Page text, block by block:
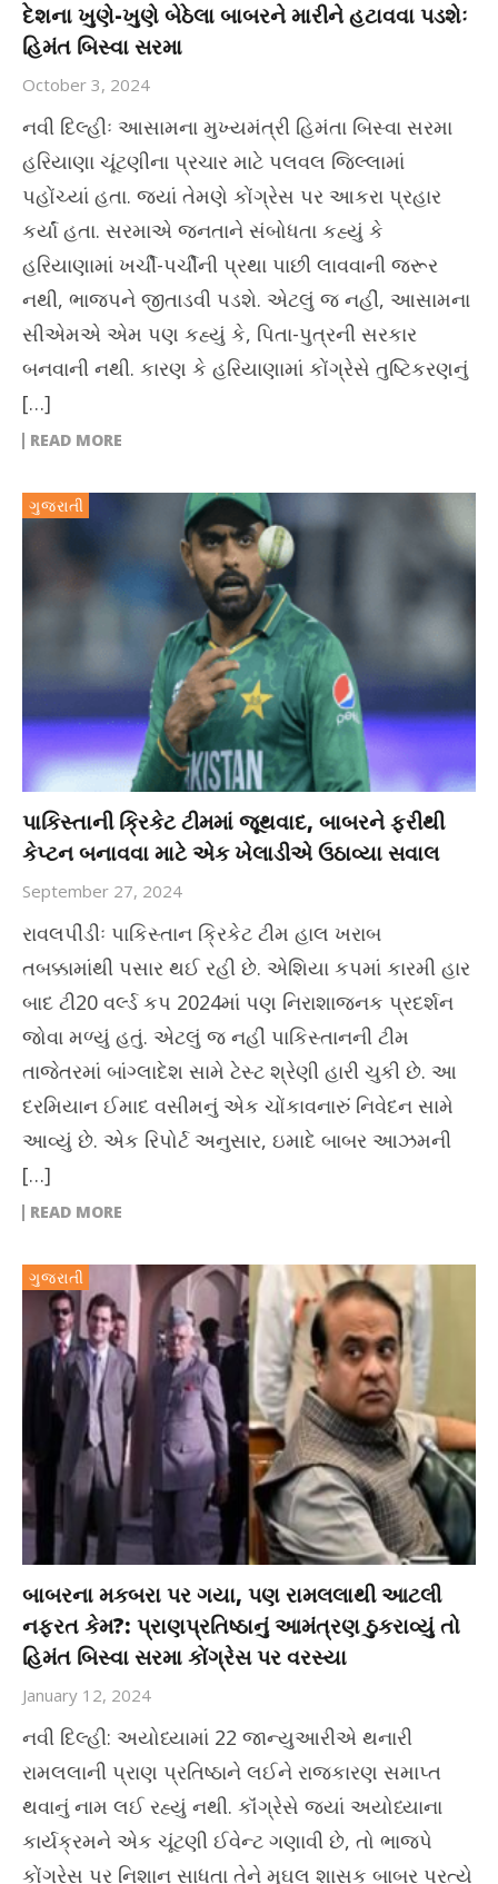
દેશના ખુણે-ખુણે બેઠેલા બાબરને મારીને હટાવવા પડશેઃ
હિમંત બિસ્વા સરમા
October 3, 2024
નવી દિલ્હીઃ આસામના મુખ્યમંત્રી હિમંતા બિસ્વા સરમા
હરિયાણા ચૂંટણીના પ્રચાર માટે પલવલ જિલ્લામાં
પહોંચ્યાં હતા. જ્યાં તેમણે કોંગ્રેસ પર આકરા પ્રહાર
કર્યાં હતા. સરમાએ જનતાને સંબોધતા કહ્યું કે
હરિયાણામાં ખર્ચી-પર્ચીની પ્રથા પાછી લાવવાની જરૂર
નથી, ભાજપને જીતાડવી પડશે. એટલું જ નહીં, આસામના
સીએમએ એમ પણ કહ્યું કે, પિતા-પુત્રની સરકાર
બનવાની નથી. કારણ કે હરિયાણામાં કોંગ્રેસે તુષ્ટિકરણનું
[…]
READ MORE
ગુજરાતી
પાકિસ્તાની ક્રિકેટ ટીમમાં જૂથવાદ, બાબરને ફરીથી
કેપ્ટન બનાવવા માટે એક ખેલાડીએ ઉઠાવ્યા સવાલ
September 27, 2024
રાવલપીંડીઃ પાકિસ્તાન ક્રિકેટ ટીમ હાલ ખરાબ
તબક્કામાંથી પસાર થઈ રહી છે. એશિયા કપમાં કારમી હાર
બાદ ટી20 વર્લ્ડ કપ 2024માં પણ નિરાશાજનક પ્રદર્શન
જોવા મળ્યું હતું. એટલું જ નહીં પાકિસ્તાનની ટીમ
તાજેતરમાં બાંગ્લાદેશ સામે ટેસ્ટ શ્રેણી હારી ચુકી છે. આ
દરમિયાન ઈમાદ વસીમનું એક ચોંકાવનારું નિવેદન સામે
આવ્યું છે. એક રિપોર્ટ અનુસાર, ઇમાદે બાબર આઝમની
[…]
READ MORE
ગુજરાતી
બાબરના મકબરા પર ગયા, પણ રામલલાથી આટલી
નફરત કેમ?: પ્રાણપ્રતિષ્ઠાનું આમંત્રણ ઠુકરાવ્યું તો
હિમંત બિસ્વા સરમા કોંગ્રેસ પર વરસ્યા
January 12, 2024
નવી દિલ્હી: અયોધ્યામાં 22 જાન્યુઆરીએ થનારી
રામલલાની પ્રાણ પ્રતિષ્ઠાને લઈને રાજકારણ સમાપ્ત
થવાનું નામ લઈ રહ્યું નથી. કૉંગ્રેસે જ્યાં અયોધ્યાના
કાર્યક્રમને એક ચૂંટણી ઈવેન્ટ ગણાવી છે, તો ભાજપે
કોંગ્રેસ પર નિશાન સાધતા તેને મુઘલ શાસક બાબર પ્રત્યે